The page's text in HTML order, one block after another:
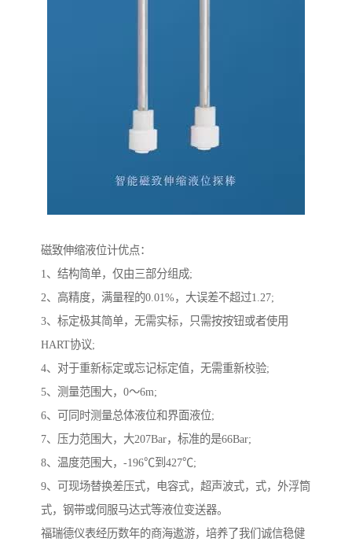
磁致伸缩液位计优点：
1、结构简单，仅由三部分组成;
2、高精度，满量程的0.01%，大误差不超过1.27;
3、标定极其简单，无需实标，只需按按钮或者使用
HART协议;
4、对于重新标定或忘记标定值，无需重新校验;
5、测量范围大，0～6m;
6、可同时测量总体液位和界面液位;
7、压力范围大，大207Bar，标准的是66Bar;
8、温度范围大，-196℃到427℃;
9、可现场替换差压式，电容式，超声波式，式，外浮筒
式，钢带或伺服马达式等液位变送器。
福瑞德仪表经历数年的商海遨游，培养了我们诚信稳健